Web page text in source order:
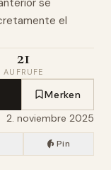
se
el
21
AUFRUFE
Merken
2. noviembre 2025
Pin